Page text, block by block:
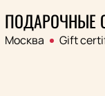
ПОДАРОЧНЫЕ
Москва Gift